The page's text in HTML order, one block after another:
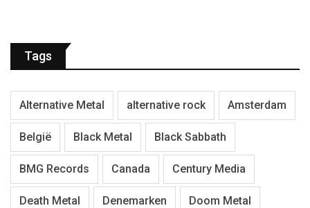
Tags
Alternative Metal alternative rock Amsterdam
België Black Metal Black Sabbath
BMG Records Canada Century Media
Death Metal Denemarken Doom Metal